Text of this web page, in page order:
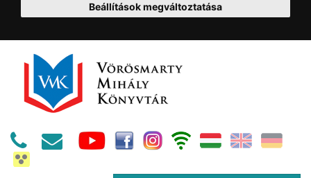
Beállítások megváltoztatása